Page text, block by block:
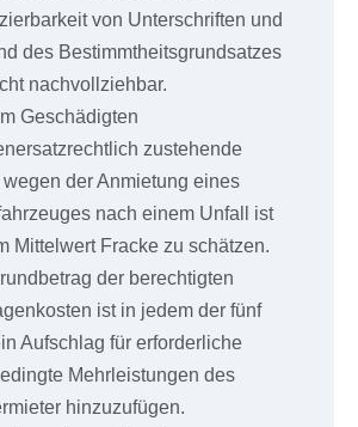
von Unterschriften und
des Bestimmtheitsgrundsatzes
nachvollziehbar.
Geschädigten
zustehende
wegen der Anmietung eines
nach einem Unfall ist
Mittelwert Fracke zu schätzen.
der berechtigten
ist in jedem der fünf
Aufschlag für erforderliche
Mehrleistungen des
hinzuzufügen.